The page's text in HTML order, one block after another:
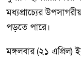
মধ্যপ্রাচ্যের
পড়তে পারে।
মঙ্গলবার (২১ এপ্রিল)